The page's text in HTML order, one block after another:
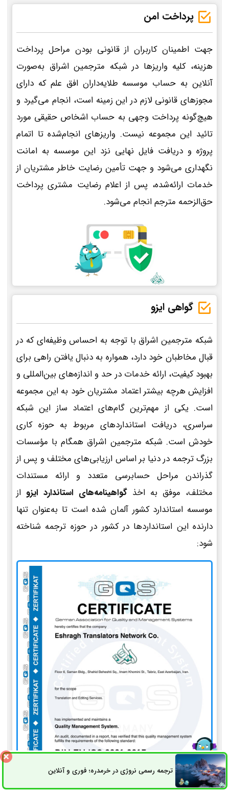
پرداخت امن
جهت اطمینان کاربران از قانونی بودن مراحل پرداخت
هزینه، کلیه واریزها در شبکه مترجمین اشراق به‌صورت
آنلاین به حساب موسسه طلایه‌داران افق علم که دارای
مجوزهای قانونی لازم در این زمینه است، انجام می‌گیرد و
هیچ‌گونه پرداخت وجهی به حساب اشخاص حقیقی مورد
تائید این مجموعه نیست. واریزهای انجام‌شده تا اتمام
پروژه و دریافت فایل نهایی نزد این موسسه به امانت
نگهداری می‌شود و جهت تأمین رضایت خاطر مشتریان از
خدمات ارائه‌شده، پس از اعلام رضایت مشتری پرداخت
حق‌الزحمه مترجم انجام می‌شود.
گواهی ایزو
شبکه مترجمین اشراق با توجه به احساس وظیفه‌ای که در
قبال مخاطبان خود دارد، همواره به دنبال یافتن راهی برای
بهبود کیفیت، ارائه خدمات در حد و اندازه‌های بین‌المللی و
افزایش هرچه بیشتر اعتماد مشتریان خود به این مجموعه
است. یکی از مهم‌ترین گام‌های اعتماد ساز این شبکه
سراسری، دریافت استانداردهای مربوط به حوزه کاری
خودش است. شبکه مترجمین اشراق همگام با مؤسسات
بزرگ ترجمه در دنیا بر اساس ارزیابی‌های مختلف و پس از
گذراندن مراحل حسابرسی متعدد و ارائه مستندات
مختلف، موفق به اخذ گواهینامه‌های استاندارد ایزو از
موسسه استاندارد کشور آلمان شده است تا به‌عنوان تنها
دارنده این استانداردها در کشور در حوزه ترجمه شناخته
شود:
ترجمه رسمی نروژی در خرمدره؛ فوری و آنلاینثبت سفارش راه های ارتباطی